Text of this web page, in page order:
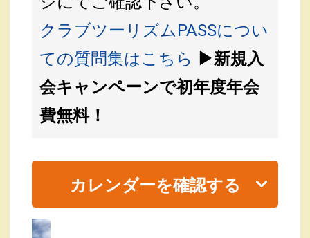
クラブツーリズムPASSについ
ての質問集はこちら ▶新規入
会キャンペーンで初年度年会
費無料！
カレンダーを確認する